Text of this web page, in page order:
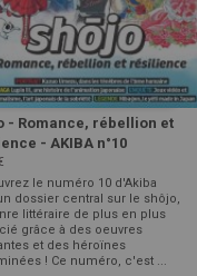
- Romance, rébellion et
- AKIBA n°10
le numéro 10 d'Akiba
dossier central sur le shôjo,
littéraire de plus en plus
grâce à des oeuvres
et des héroïnes
! Ce numéro, c'est ...